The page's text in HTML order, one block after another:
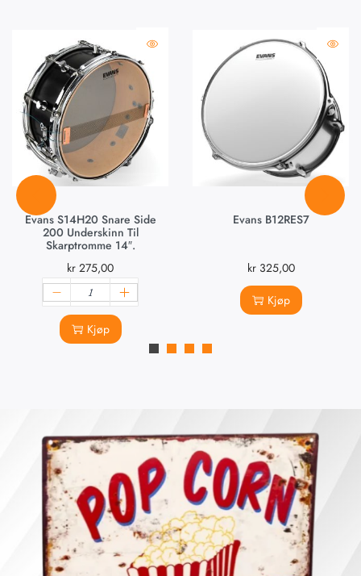
Evans S14H20 Snare Side
200 Underskinn Til
Skarptromme 14″.
kr 275,00
Kjøp
Evans B12RES7
kr325,00
Kjøp